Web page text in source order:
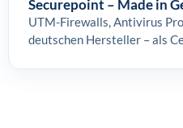
Securepoint – Made in
UTM-Firewalls, Antivirus
deutschen Hersteller – als